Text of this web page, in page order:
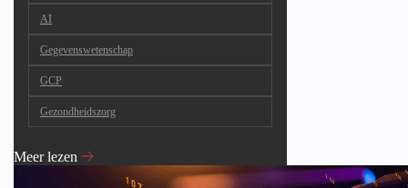
AI
Gegevenswetenschap
GCP
Gezondheidszorg
Meer lezen